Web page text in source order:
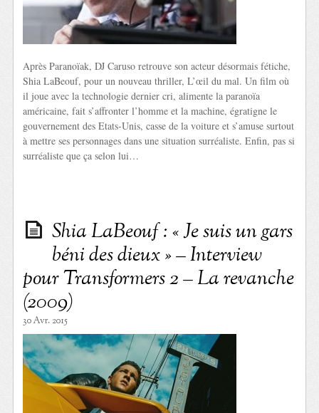
Après Paranoïak, DJ Caruso retrouve son acteur désormais fétiche,
Shia LaBeouf, pour un nouveau thriller, L’œil du mal. Un film où
il joue avec la technologie dernier cri, alimente la paranoïa
américaine, fait s’affronter l’homme et la machine, égratigne le
gouvernement des Etats-Unis, casse de la voiture et s’amuse surtout
à mettre ses personnages dans une situation surréaliste. Enfin, pas si
surréaliste que ça selon lui…
Shia LaBeouf : « Je suis un gars
béni des dieux » – Interview
pour Transformers 2 – La revanche
(2009)
30 Avr. 2015